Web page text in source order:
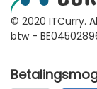
© 2020 ITCurry.
btw -